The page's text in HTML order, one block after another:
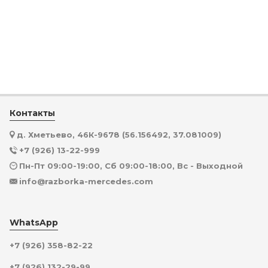
Контакты
д. Хметьево, 46К-9678 (56.156492, 37.081009)
+7 (926) 13-22-999
Пн-Пт 09:00-19:00, Сб 09:00-18:00, Вс - Выходной
info@razborka-mercedes.com
WhatsApp
+7 (926) 358-82-22